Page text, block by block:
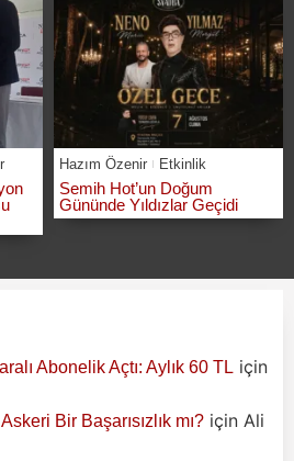
Hazım Özenir Etkinlik
Semih Hot’un Doğum
Gününde Yıldızlar Geçidi
Abonelik Açtı: Aylık 60 TL için
Bir Başarısızlık mı? için Ali